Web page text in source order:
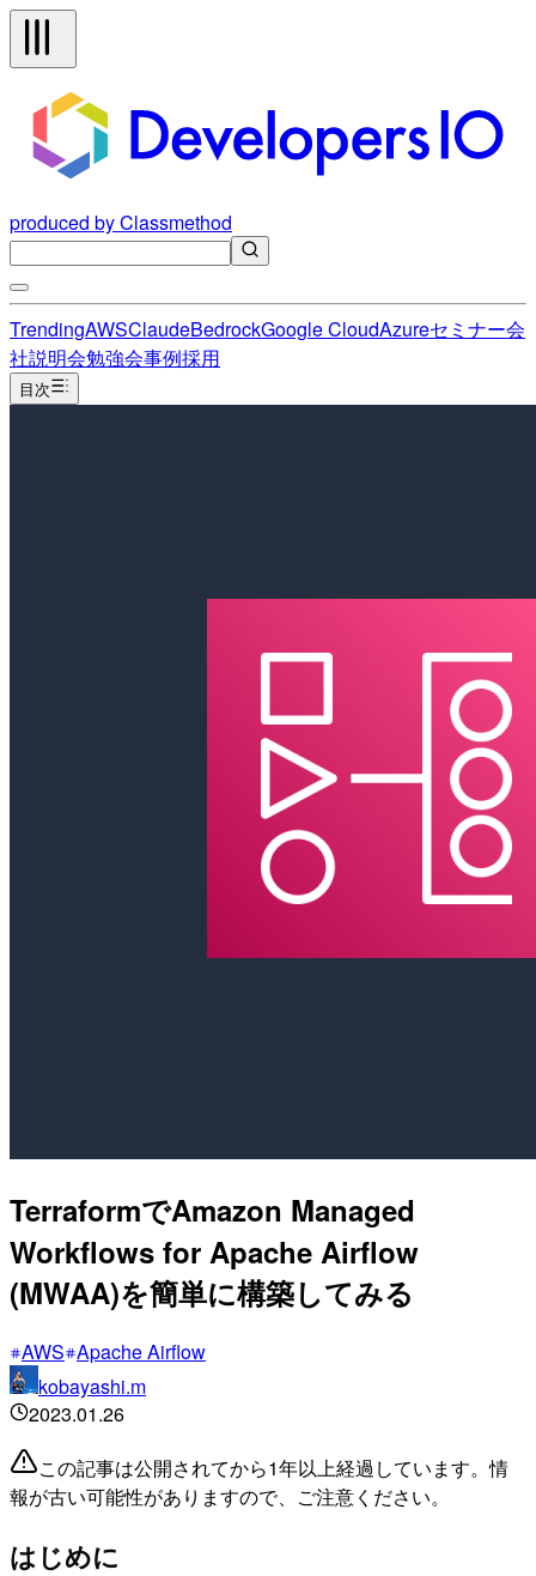
produced by Classmethod
TrendingAWSClaudeBedrockGoogle CloudAzureセミナー会
社説明会勉強会事例採用
目次
TerraformでAmazon Managed
Workflows for Apache Airflow
(MWAA)を簡単に構築してみる
AWS Apache Airflow
kobayashi.m
2023.01.26
この記事は公開されてから1年以上経過しています。情
報が古い可能性がありますので、ご注意ください。
はじめに